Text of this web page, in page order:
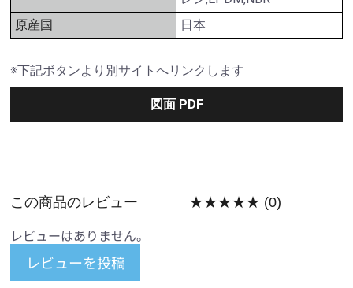
原産国
日本
※下記ボタンより別サイトへリンクします
図面 PDF
この商品のレビュー ★★★★★ (0)
レビューはありません。
レビューを投稿